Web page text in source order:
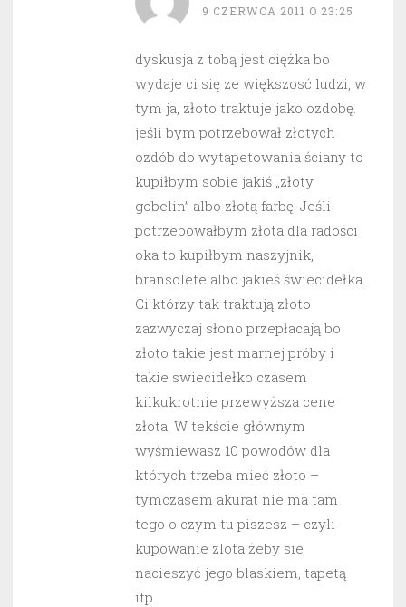
9 CZERWCA 2011 O 23:25
dyskusja z tobą jest ciężka bo
wydaje ci się ze większosć ludzi, w
tym ja, złoto traktuje jako ozdobę.
jeśli bym potrzebował złotych
ozdób do wytapetowania ściany to
kupiłbym sobie jakiś „złoty
gobelin” albo złotą farbę. Jeśli
potrzebowałbym złota dla radości
oka to kupiłbym naszyjnik,
bransolete albo jakieś świecidełka.
Ci którzy tak traktują złoto
zazwyczaj słono przepłacają bo
złoto takie jest marnej próby i
takie swiecidełko czasem
kilkukrotnie przewyższa cene
złota. W tekście głównym
wyśmiewasz 10 powodów dla
których trzeba mieć złoto –
tymczasem akurat nie ma tam
tego o czym tu piszesz – czyli
kupowanie zlota żeby sie
nacieszyć jego blaskiem, tapetą
itp.